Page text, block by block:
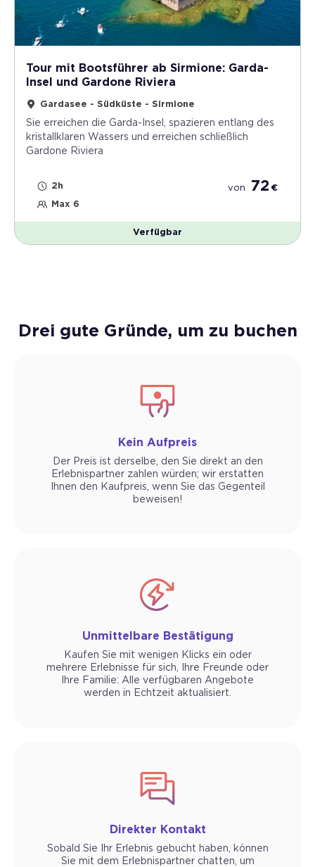
Tour mit Bootsführer ab Sirmione: Garda-
Insel und Gardone Riviera
Gardasee - Südküste - Sirmione
Sie erreichen die Garda-Insel, spazieren entlang des
kristallklaren Wassers und erreichen schließlich
Gardone Riviera
2h
Max 6
von 72 €
Verfügbar
Drei gute Gründe, um zu buchen
Kein Aufpreis
Der Preis ist derselbe, den Sie direkt an den
Erlebnispartner zahlen würden; wir erstatten
Ihnen den Kaufpreis, wenn Sie das Gegenteil
beweisen!
Unmittelbare Bestätigung
Kaufen Sie mit wenigen Klicks ein oder
mehrere Erlebnisse für sich, Ihre Freunde oder
Ihre Familie: Alle verfügbaren Angebote
werden in Echtzeit aktualisiert.
Direkter Kontakt
Sobald Sie Ihr Erlebnis gebucht haben, können
Sie mit dem Erlebnispartner chatten, um